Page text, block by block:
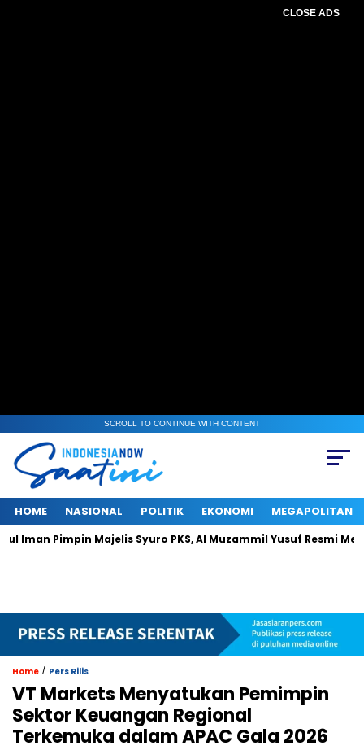
CLOSE ADS
SCROLL TO CONTINUE WITH CONTENT
HOME NASIONAL POLITIK EKONOMI MEGAPOLITAN
Pimpin Majelis Syuro PKS, Al Muzammil Yusuf Resmi Menjabat
Home / Pers Rilis
VT Markets Menyatukan Pemimpin
Sektor Keuangan Regional
Terkemuka dalam APAC Gala 2026